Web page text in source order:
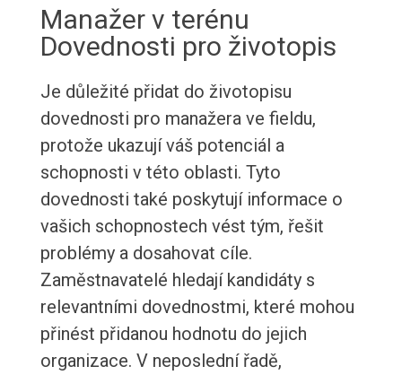
Manažer v terénu
Dovednosti pro životopis
Je důležité přidat do životopisu
dovednosti pro manažera ve fieldu,
protože ukazují váš potenciál a
schopnosti v této oblasti. Tyto
dovednosti také poskytují informace o
vašich schopnostech vést tým, řešit
problémy a dosahovat cíle.
Zaměstnavatelé hledají kandidáty s
relevantními dovednostmi, které mohou
přinést přidanou hodnotu do jejich
organizace. V neposlední řadě,